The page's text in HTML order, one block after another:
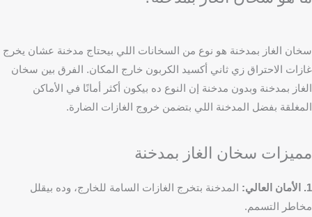
سخان الغاز بمدخنة هو نوع من السخانات اللي بيحتاج مدخنة عشان يخرج
غازات الاحتراق زي ثاني أكسيد الكربون خارج المكان. الفرق بين سخان
الغاز بمدخنة وبدون مدخنة إن النوع ده بيكون أكثر أمانًا في الأماكن
المغلقة بفضل المدخنة اللي بتضمن خروج الغازات الضارة.
مميزات سخان الغاز بمدخنة
1. الأمان العالي:
المدخنة بتخرج الغازات السامة للخارج، وده بيقلل
مخاطر التسمم.